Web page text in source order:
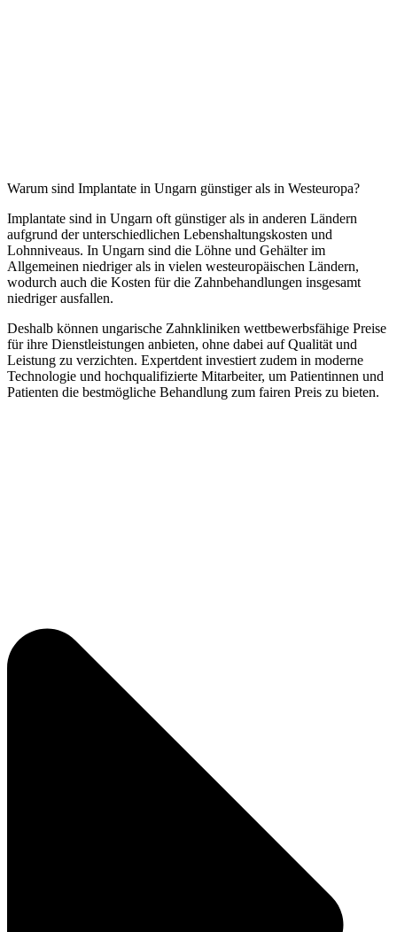
Warum sind Implantate in Ungarn günstiger als in Westeuropa?
Implantate sind in Ungarn oft günstiger als in anderen Ländern
aufgrund der unterschiedlichen Lebenshaltungskosten und
Lohnniveaus. In Ungarn sind die Löhne und Gehälter im
Allgemeinen niedriger als in vielen westeuropäischen Ländern,
wodurch auch die Kosten für die Zahnbehandlungen insgesamt
niedriger ausfallen.
Deshalb können ungarische Zahnkliniken wettbewerbsfähige Preise
für ihre Dienstleistungen anbieten, ohne dabei auf Qualität und
Leistung zu verzichten. Expertdent investiert zudem in moderne
Technologie und hochqualifizierte Mitarbeiter, um Patientinnen und
Patienten die bestmögliche Behandlung zum fairen Preis zu bieten.